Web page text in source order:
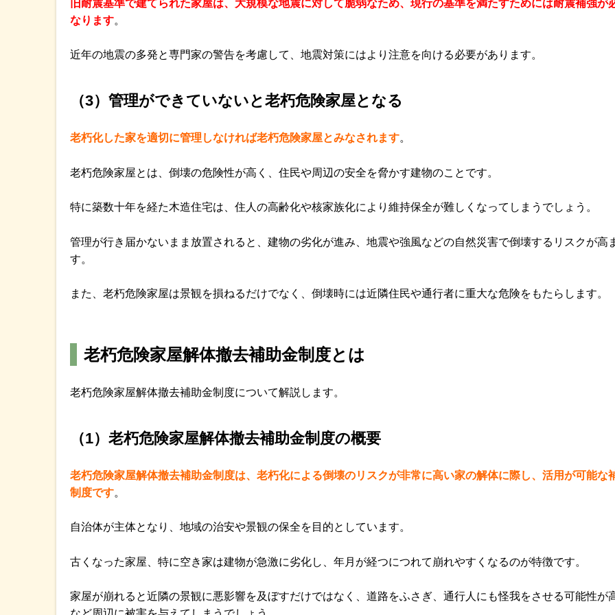
旧耐震基準で建てられた家屋は、大規模な地震に対して脆弱なため、現行の基準を満たすためには耐震補強が
なります。
近年の地震の多発と専門家の警告を考慮して、地震対策にはより注意を向ける必要があります。
（3）管理ができていないと老朽危険家屋となる
老朽化した家を適切に管理しなければ老朽危険家屋とみなされます。
老朽危険家屋とは、倒壊の危険性が高く、住民や周辺の安全を脅かす建物のことです。
特に築数十年を経た木造住宅は、住人の高齢化や核家族化により維持保全が難しくなってしまうでしょう。
管理が行き届かないまま放置されると、建物の劣化が進み、地震や強風などの自然災害で倒壊するリスクが高
す。
また、老朽危険家屋は景観を損ねるだけでなく、倒壊時には近隣住民や通行者に重大な危険をもたらします。
老朽危険家屋解体撤去補助金制度とは
老朽危険家屋解体撤去補助金制度について解説します。
（1）老朽危険家屋解体撤去補助金制度の概要
老朽危険家屋解体撤去補助金制度は、老朽化による倒壊のリスクが非常に高い家の解体に際し、活用が可能な
制度です。
自治体が主体となり、地域の治安や景観の保全を目的としています。
古くなった家屋、特に空き家は建物が急激に劣化し、年月が経つにつれて崩れやすくなるのが特徴です。
家屋が崩れると近隣の景観に悪影響を及ぼすだけではなく、道路をふさぎ、通行人にも怪我をさせる可能性が